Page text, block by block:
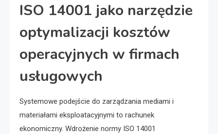
ISO 14001 jako narzędzie
optymalizacji kosztów
operacyjnych w firmach
usługowych
Systemowe podejście do zarządzania mediami i
materiałami eksploatacyjnymi to rachunek
ekonomiczny. Wdrożenie normy ISO 14001